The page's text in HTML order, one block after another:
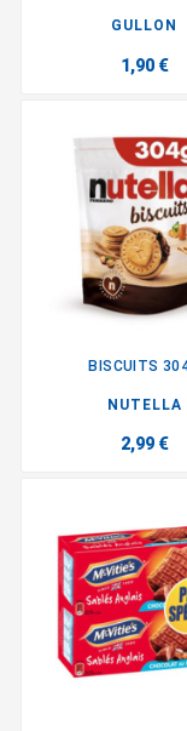
GULLON
1,90 €
BISCUITS
NUTELLA
2,99 €